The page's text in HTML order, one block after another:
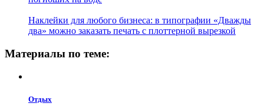
Наклейки для любого бизнеса: в типографии «Дважды
два» можно заказать печать с плоттерной вырезкой
Материалы по теме:
Отдых